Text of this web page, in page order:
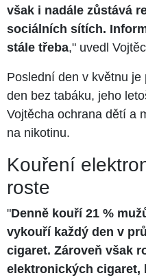
však i nadále zůstává
sociálních sítích.
stále třeba," uvedl
Poslední den v květnu
den bez tabáku, jeho
Vojtěcha ochrana dětí a
na nikotinu.
Kouření
roste
"Denně kouří 21 %
vykouří každý den v
cigaret. Zároveň však
elektronických cigaret,